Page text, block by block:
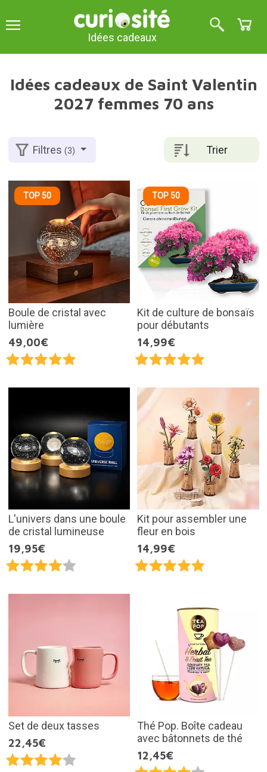
Idées cadeaux
Idées cadeaux de Saint Valentin
2027 femmes 70 ans
Trier
Filtres(3)
TOP 50
Boule de cristal avec
lumière
49,00€
TOP 50
Kit de culture de bonsaïs
pour débutants
14,99€
L'univers dans une boule
de cristal lumineuse
19,95€
Kit pour assembler une
fleur en bois
14,99€
Set de deux tasses
22,45€
Thé Pop. Boîte cadeau
avec bâtonnets de thé
12,45€